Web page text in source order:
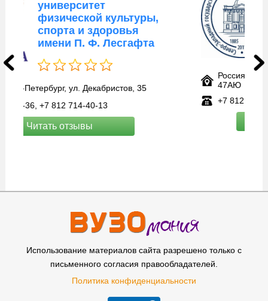
университет имени И. И.
Мечникова
Россия, Санкт-Петербург, Пискарёвский просп.,
47АЮ
+7 812 303‑50-00, +7 812 303‑50-35
Читать отзывы
Использование материалов сайта разрешено только с
письменного согласия правообладателей.
Политика конфиденциальности